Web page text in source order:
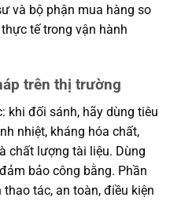
và bộ phận mua hàng so
tế trong vận hành
trên thị trường
khi đối sánh, hãy dùng tiêu
nhiệt, kháng hóa chất,
chất lượng tài liệu. Dùng
bảo công bằng. Phần
tác, an toàn, điều kiện